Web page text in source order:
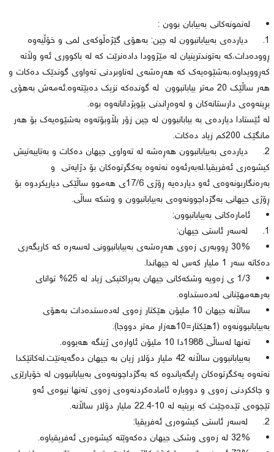
• لەنمونەكانی بەبیابان بوون :
1. دیاردەی بەبیابانبوون لە چین: بەهۆی گێژەڵوكەی لمی و خۆڵیەوە
ڕوودەدات،كە بەتوندترینیان لە مێژوودا دادەنرێت كە لە باكووری ئەو وڵاتە
كەڕوویداوە،بەشێوەیەك كە هەڕەشەی لەناوبردنی تەواوی گوندێك دەكات و
هەر ساڵێك 20 مەتر بیابانبوون لە گوندەكە نزیك دەبێتەوە.ئەمەش بەهۆی
بڕینەوەی دارستانەكان و لەوەڕاندنی بێویژدانانەوە بوە.
لە ئێستادا دیاردەی بە بیابانبوون لە چین زۆر بڵاوبۆتەوە بەشێوەیەك بۆ هەر
مانگێك 200كم زیاد دەكات.
2. دیاردەی بەبیابانبوون هەڕەشە لە تەواوی جیهان دەكات و بەتایبەتیش
كیشوەری ئەفریقیا،لەبەرئەوە نەتەوە یەكگرتوەكان بۆ دژایەتی و
بەرەنگاربونەوەی ئەو دیاردەیە ڕۆژی 17/6ی هەموو ساڵێكی دیاریكردوە بۆ
ڕۆژی جیهانی بەگژداچوونەوەی بەبیابانبوون و وشكە ساڵی.
• ئامارەكانی بەبیابانبوون:
1. لەسەر ئاستی جیهان:
• 30% ڕووبەری زەوی هەڕەشەی بەبیابانبوونی لەسەرە كە كاریگەری
دەكاتە سەر 1 ملیار كەس لە جیهاندا.
• 1/3 ی زەویە وشكەكانی جیهان بەپراكتیكی زیاد لە 25% توانای
بەرهەمهێنانی لەدەستداوە.
• ساڵانە جیهان 10 ملیۆن هێكتار زەوی لەدەستدەدات بەهۆی
بەبیابانبوونەوە (1هێكتار=10هەزار مەتر دووجا).
• تەنها لەساڵی 1988دا 10 ملیۆن ئاوارەی ژینگە هەبووە.
• بەبیابانبوون ساڵانە 42 ملیار دۆلار زیان بە جیهان دەگەیەنێت.لەكاتێكدا
نەتەوە یەكگرتوەكان ڕایگەیاندوە كە بەگژداچونەوەی بەبیابانبوون لە خۆپارێزی
و چاككردنی زەوی و دووبارە ئامادەكردنەوەی زەوی تەنها نیوەی ئەو
تێچوەی تێدەچێت كە بریتیە لە 10-22.4 ملیار دۆلار ساڵانە.
2. لەسەر ئاستی كیشوەری ئەفریقیا:
• 32% لە زەوی وشكی جیهان دەكەوێتە كیشوەری ئەفریقیاوە.